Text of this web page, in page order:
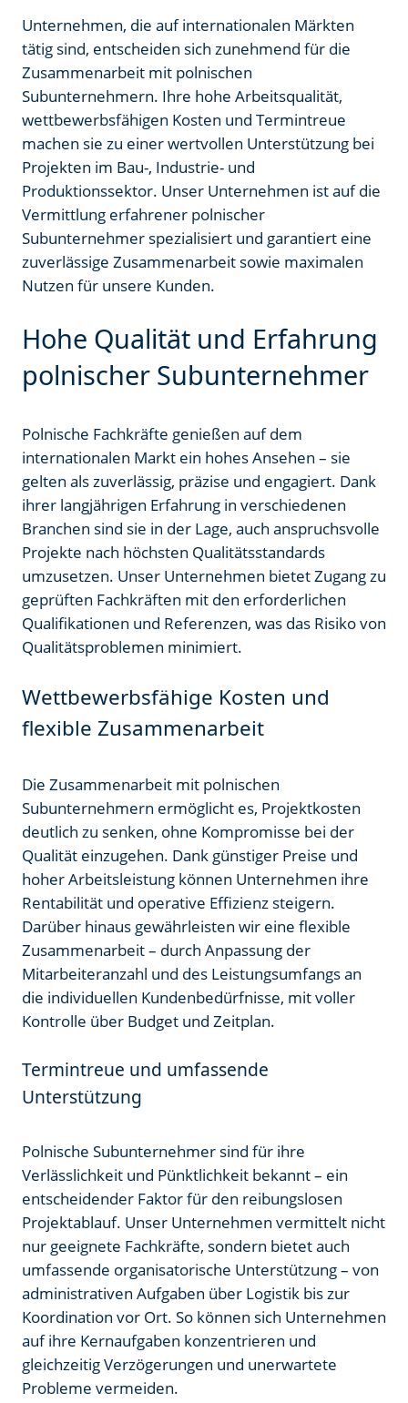
Unternehmen, die auf internationalen Märkten
tätig sind, entscheiden sich zunehmend für die
Zusammenarbeit mit polnischen
Subunternehmern. Ihre hohe Arbeitsqualität,
wettbewerbsfähigen Kosten und Termintreue
machen sie zu einer wertvollen Unterstützung bei
Projekten im Bau-, Industrie- und
Produktionssektor. Unser Unternehmen ist auf die
Vermittlung erfahrener polnischer
Subunternehmer spezialisiert und garantiert eine
zuverlässige Zusammenarbeit sowie maximalen
Nutzen für unsere Kunden.
Hohe Qualität und Erfahrung
polnischer Subunternehmer
Polnische Fachkräfte genießen auf dem
internationalen Markt ein hohes Ansehen – sie
gelten als zuverlässig, präzise und engagiert. Dank
ihrer langjährigen Erfahrung in verschiedenen
Branchen sind sie in der Lage, auch anspruchsvolle
Projekte nach höchsten Qualitätsstandards
umzusetzen. Unser Unternehmen bietet Zugang zu
geprüften Fachkräften mit den erforderlichen
Qualifikationen und Referenzen, was das Risiko von
Qualitätsproblemen minimiert.
Wettbewerbsfähige Kosten und
flexible Zusammenarbeit
Die Zusammenarbeit mit polnischen
Subunternehmern ermöglicht es, Projektkosten
deutlich zu senken, ohne Kompromisse bei der
Qualität einzugehen. Dank günstiger Preise und
hoher Arbeitsleistung können Unternehmen ihre
Rentabilität und operative Effizienz steigern.
Darüber hinaus gewährleisten wir eine flexible
Zusammenarbeit – durch Anpassung der
Mitarbeiteranzahl und des Leistungsumfangs an
die individuellen Kundenbedürfnisse, mit voller
Kontrolle über Budget und Zeitplan.
Termintreue und umfassende
Unterstützung
Polnische Subunternehmer sind für ihre
Verlässlichkeit und Pünktlichkeit bekannt – ein
entscheidender Faktor für den reibungslosen
Projektablauf. Unser Unternehmen vermittelt nicht
nur geeignete Fachkräfte, sondern bietet auch
umfassende organisatorische Unterstützung – von
administrativen Aufgaben über Logistik bis zur
Koordination vor Ort. So können sich Unternehmen
auf ihre Kernaufgaben konzentrieren und
gleichzeitig Verzögerungen und unerwartete
Probleme vermeiden.